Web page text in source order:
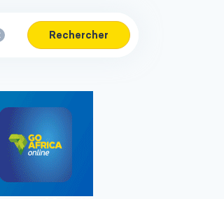
Rechercher